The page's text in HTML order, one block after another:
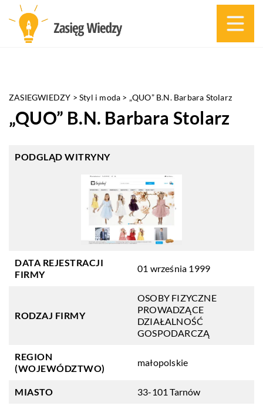
ZASIEGWIEDZY >Styl i moda > „QUO” B.N. Barbara Stolarz
„QUO” B.N. Barbara Stolarz
PODGLĄD WITRYNY
DATA REJESTRACJI
FIRMY
01 września 1999
RODZAJ FIRMY
OSOBY FIZYCZNE
PROWADZĄCE
DZIAŁALNOŚĆ
GOSPODARCZĄ
REGION
(WOJEWÓDZTWO)
małopolskie
MIASTO 33-101 Tarnów